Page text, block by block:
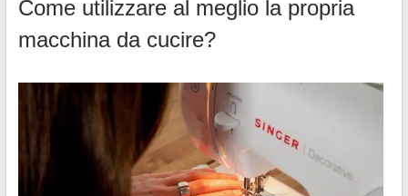
Come utilizzare al meglio la propria
macchina da cucire?